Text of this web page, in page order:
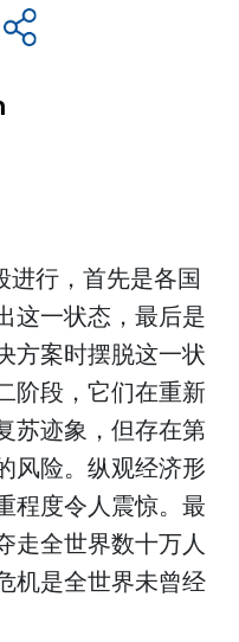
进行，首先是各国
这一状态，最后是
方案时摆脱这一状
阶段，它们在重新
苏迹象，但存在第
风险。纵观经济形
程度令人震惊。最
走全世界数十万人
机是全世界未曾经